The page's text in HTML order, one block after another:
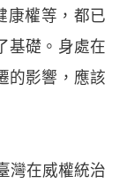
康權等，都已
基礎。身處在
的影響，應該
灣在威權統治